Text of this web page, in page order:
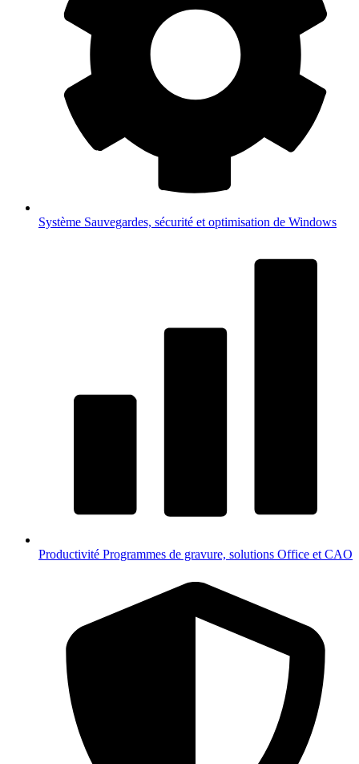
Système Sauvegardes, sécurité et optimisation de Windows
Productivité Programmes de gravure, solutions Office et CAO